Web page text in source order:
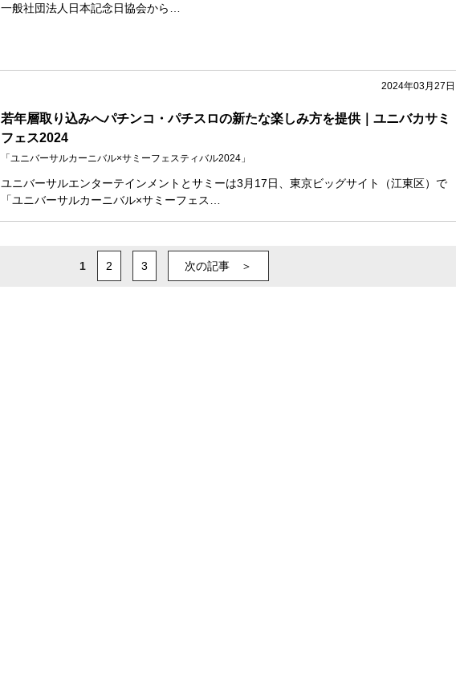
一般社団法人日本記念日協会から…
2024年03月27日
若年層取り込みへパチンコ・パチスロの新たな楽しみ方を提供｜ユニバカサミ
フェス2024
「ユニバーサルカーニバル×サミーフェスティバル2024」
ユニバーサルエンターテインメントとサミーは3月17日、東京ビッグサイト（江東区）で
「ユニバーサルカーニバル×サミーフェス…
1 2 3 次の記事 ＞